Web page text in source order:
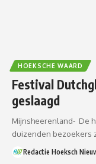
HOEKSCHE WAARD
Festival
geslaagd
Mijnsheerenland- De
duizenden bezoekers
Redactie Hoeksch